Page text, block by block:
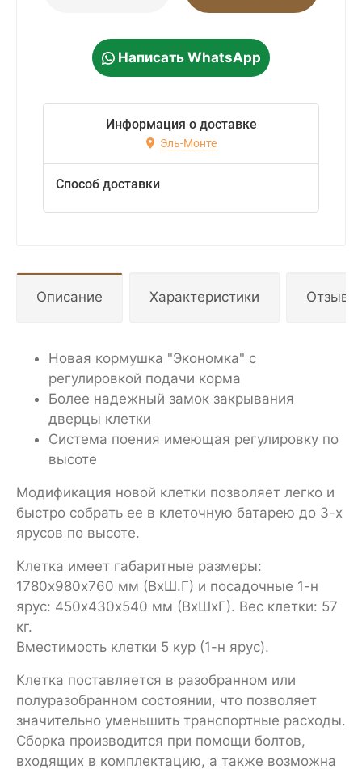
Написать WhatsApp
Информация о доставке
Эль-Монте
Способ доставки
Описание Характеристики
Новая кормушка "Экономка" с
регулировкой подачи корма
Более надежный замок закрывания
дверцы клетки
Система поения имеющая регулировку по
высоте
Модификация новой клетки позволяет легко и
быстро собрать ее в клеточную батарею до 3-х
ярусов по высоте.
Клетка имеет габаритные размеры:
1780х980х760 мм (ВхШ.Г) и посадочные 1-н
ярус: 450х430х540 мм (ВхШхГ). Вес клетки: 57
кг.
Вместимость клетки 5 кур (1-н ярус).
Клетка поставляется в разобранном или
полуразобранном состоянии, что позволяет
значительно уменьшить транспортные расходы.
Сборка производится при помощи болтов,
входящих в комплектацию, а также возможна